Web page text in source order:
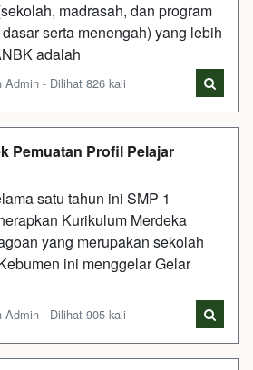
madrasah, dan program
serta menengah) yang lebih
adalah
Admin - Dilihat 826 kali
Pemuatan Profil Pelajar
satu tahun ini SMP 1
Kurikulum Merdeka
yang merupakan sekolah
ini menggelar Gelar
Admin - Dilihat 905 kali